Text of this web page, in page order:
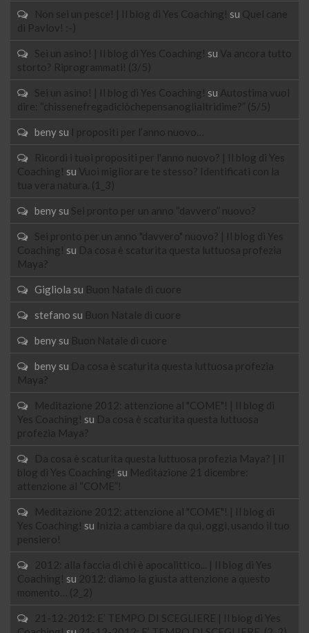
Non sei un pesce! | Il blog di Yes Coaching! su
Quel cane
di Pavlov! :-)
Sei un asino! | Il blog di Yes Coaching! su Va ancora tutto
storto? Riprogrammati! (3/5)
Sei un asino! | Il blog di Yes Coaching! su
Autostima vuol
dire: “chissenefregadiciòchepensanoglialtridime?” (5/5)
beny su I propositi per l’anno nuovo…
Ricordi i tuoi propositi per l'anno nuovo? | Il blog di Yes
Coaching! su Vuoi migliorare te stesso? Identificati con la
tua vera natura. (1_3)
beny su Sei pronto per un anno “davvero” nuovo?
Sei pronto per un anno "davvero" nuovo? | Il blog di Yes
Coaching! su
Da cosa è scaturita questa luttuosa profezia
Maya?
Gigliola su Buon Natale di cuore
stefano su Buon Natale di cuore
beny su Buon Natale di cuore
beny su
Da cosa è scaturita questa luttuosa profezia
Maya?
Meditazione 2012: attenzione al "COME"! | Il blog di
Yes Coaching! su
Da cosa è scaturita questa luttuosa
profezia Maya?
Da cosa è scaturita questa luttuosa profezia Maya? | Il
blog di Yes Coaching! su
Meditazione 21 dicembre:
attenzione al “COME”!
Meditazione 2012: attenzione al "COME"! | Il blog di
Yes Coaching! su
Inizia a cambiare da qui, oggi, usando il tuo
pensiero!
2012: alla faccia di chi è apocalittico... | Il blog di Yes
Coaching! su 2012: diamo la giusta attenzione a questo
momento… (2_2)
21-12-2012: E’ TEMPO DI SCEGLIERE | Il blog di Yes